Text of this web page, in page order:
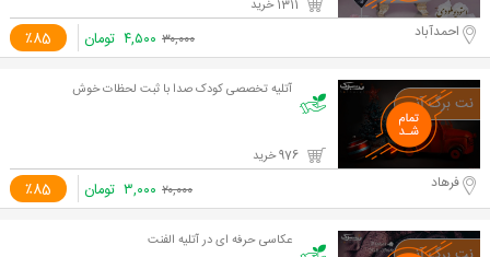
٪85 احمدآباد ۳۰,۰۰۰ ۴,۵۰۰ تومان
آتلیه تخصصی کودک صدا با ثبت لحظات خوش
٪85 فرهاد ۲۰,۰۰۰ ۳,۰۰۰ تومان
عکاسی حرفه ای در آتلیه الفنت